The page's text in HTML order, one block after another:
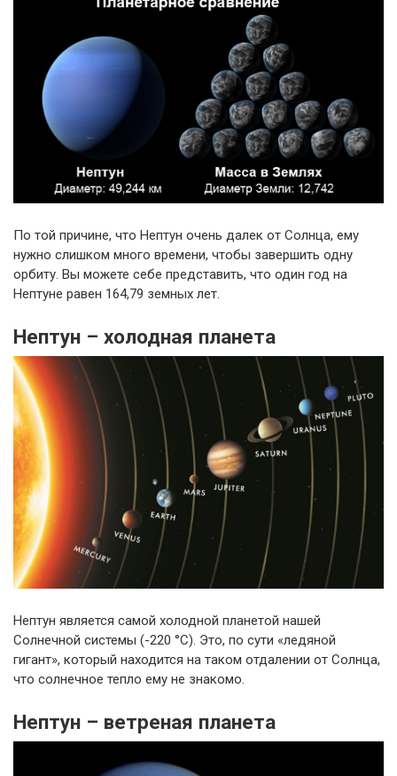
По той причине, что Нептун очень далек от Солнца, ему
нужно слишком много времени, чтобы завершить одну
орбиту. Вы можете себе представить, что один год на
Нептуне равен 164,79 земных лет.
Нептун – холодная планета
Нептун является самой холодной планетой нашей
Солнечной системы (-220 °С). Это, по сути «ледяной
гигант», который находится на таком отдалении от Солнца,
что солнечное тепло ему не знакомо.
Нептун – ветреная планета